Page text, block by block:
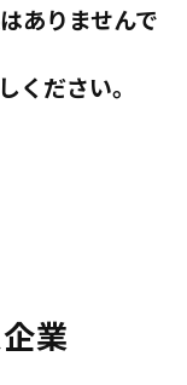
ありませんで
ください。
業